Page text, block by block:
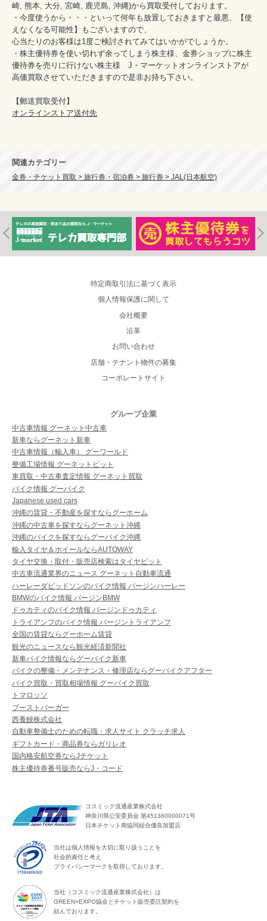
崎, 熊本, 大分, 宮崎, 鹿児島, 沖縄)から買取受付しております。
・今度使うから・・・といって何年も放置しておきますと最悪、【使
えなくなる可能性】もございますので、
心当たりのお客様は1度ご検討されてみてはいかがでしょうか。
・株主優待券を使い切れず余ってしまう株主様、金券ショップに株主
優待券を売りに行けない株主様　J・マーケットオンラインストアが
高価買取させていただきますので是非お持ち下さい。
オンラインストア送付先
関連カテゴリー
金券・チケット買取 > 旅行券・宿泊券 > 旅行券 > JAL(日本航空)
特定商取引法に基づく表示
個人情報保護に関して
会社概要
沿革
お問い合わせ
店舗・テナント物件の募集
コーポレートサイト
グループ企業
中古車情報 グーネット中古車
新車ならグーネット新車
中古車情報（輸入車） グーワールド
整備工場情報 グーネットピット
車買取・中古車査定情報 グーネット買取
バイク情報 グーバイク
Japanese used cars
沖縄の賃貸・不動産を探すならグーホーム
沖縄の中古車を探すならグーネット沖縄
沖縄のバイクを探すならグーバイク沖縄
輸入タイヤ＆ホイールならAUTOWAY
タイヤ交換・取付・販売店検索はタイヤピット
中古車流通業界のニュース グーネット自動車流通
ハーレーダビッドソンのバイク情報 バージンハーレー
BMWのバイク情報 バージンBMW
ドゥカティのバイク情報 バージンドゥカティ
トライアンフのバイク情報 バージントライアンフ
全国の賃貸ならグーホーム賃貸
観光のニュースなら観光経済新聞社
新車バイク情報ならグーバイク新車
バイクの整備・メンテナンス・修理店ならグーバイクアフター
バイク買取・買取相場情報 グーバイク買取
トマロッソ
ブーストバーガー
西養鰻株式会社
自動車整備士のための転職・求人サイト クラッチ求人
ギフトカード・商品券ならガリレオ
国内格安航空券ならJチケット
株主優待券番号販売ならJ・コード
コスミック流通産業株式会社
神奈川県公安委員会 第451360000071号
日本チケット商協同組合優良加盟店
当社は個人情報を大切に取り扱うことを
社会的責任と考え
プライバシーマークを取得しております。
当社（コスミック流通産業株式会社）は
GREEN×EXPO協会とチケット販売委託契約を
結んでおります。